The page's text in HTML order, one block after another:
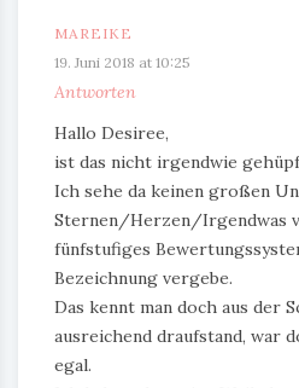
MAREIKE
19. Juni 2018 at 10:25
Antworten
Hallo Desiree,
ist das nicht irgendwie
Ich sehe da keinen großen
Sternen/Herzen/Irgendwas
fünfstufiges
Bezeichnung vergebe.
Das kennt man doch aus der
ausreichend draufstand, war
egal.